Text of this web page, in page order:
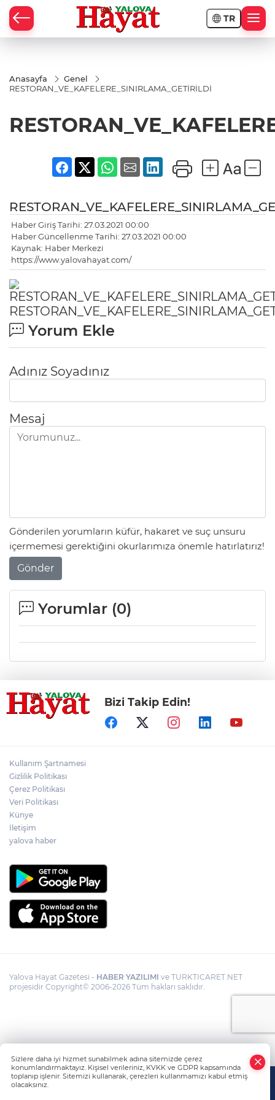
TR
Anasayfa
Genel
RESTORAN_VE_KAFELERE_SINIRLAMA_GETİRİLDİ
Haber Giriş Tarihi: 27.03.2021 00:00
Haber Güncellenme Tarihi: 27.03.2021 00:00
Kaynak: Haber Merkezi
https://www.yalovahayat.com/
Yorum Ekle
Adınız Soyadınız
Mesaj
Gönderilen yorumların küfür, hakaret ve suç unsuru
içermemesi gerektiğini okurlarımıza önemle hatırlatırız!
Gönder
Yorumlar (0)
Bizi Takip Edin!
Kullanım Şartnamesi
Gizlilik Politikası
Çerez Politikası
Veri Politikası
Künye
İletişim
yalova haber
Yalova Hayat Gazetesi - HABER YAZILIMI ve TURKTICARET.NET
projesidir Copyright© 2006-2026 Tüm hakları saklıdır.
Sizlere daha iyi hizmet sunabilmek adına sitemizde çerez
konumlandırmaktayız. Kişisel verileriniz, KVKK ve GDPR kapsamında
toplanıp işlenir. Sitemizi kullanarak, çerezleri kullanmamızı kabul etmiş
olacaksınız.